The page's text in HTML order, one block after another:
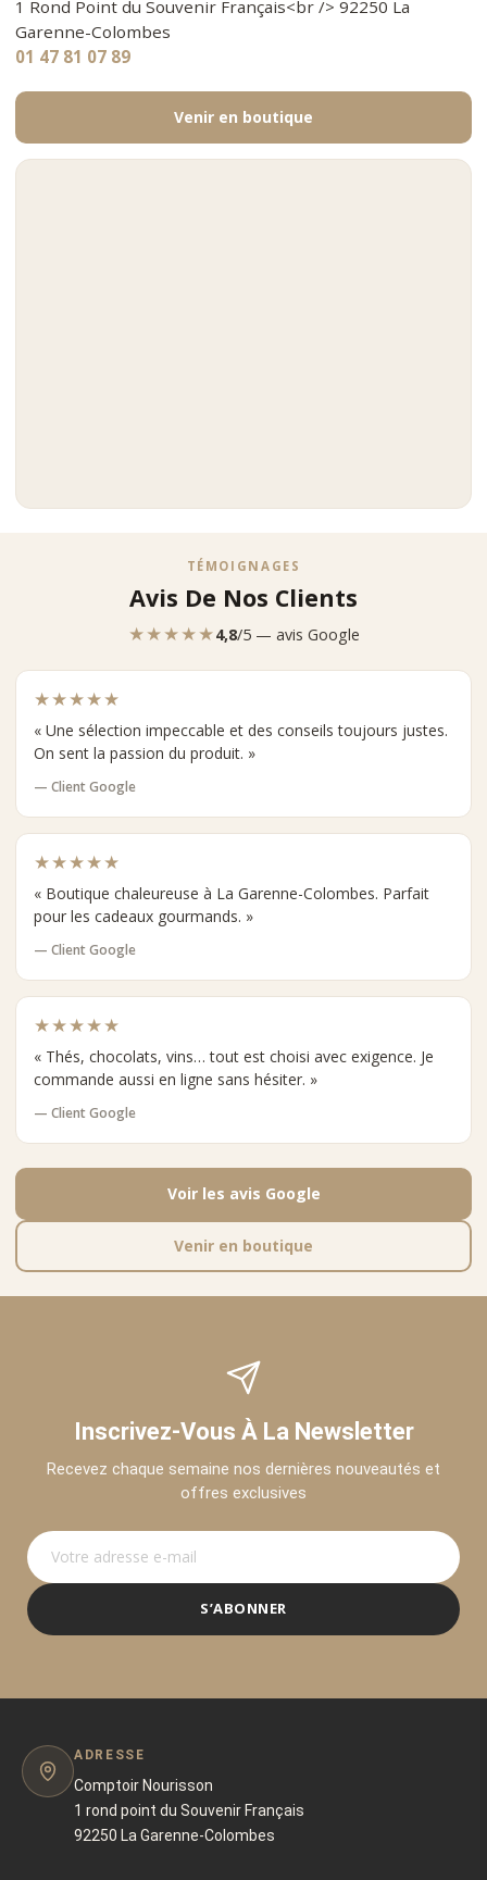
1 Rond Point du Souvenir Français<br /> 92250 La
Garenne-Colombes
01 47 81 07 89
Venir en boutique
TÉMOIGNAGES
Avis De Nos Clients
★★★★★4,8/5 — avis Google
★★★★★
« Une sélection impeccable et des conseils toujours justes.
On sent la passion du produit. »
— Client Google
★★★★★
« Boutique chaleureuse à La Garenne-Colombes. Parfait
pour les cadeaux gourmands. »
— Client Google
★★★★★
« Thés, chocolats, vins… tout est choisi avec exigence. Je
commande aussi en ligne sans hésiter. »
— Client Google
Voir les avis Google
Venir en boutique
Inscrivez-Vous À La Newsletter
Recevez chaque semaine nos dernières nouveautés et
offres exclusives
S’ABONNER
ADRESSE
Comptoir Nourisson
1 rond point du Souvenir Français
92250 La Garenne-Colombes